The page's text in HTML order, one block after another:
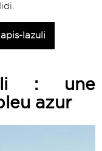
lazuli
: une
azur